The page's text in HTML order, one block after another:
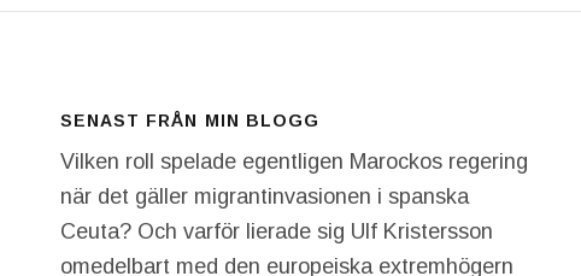
SENAST FRÅN MIN BLOGG
Vilken roll spelade egentligen Marockos regering
när det gäller migrantinvasionen i spanska
Ceuta? Och varför lierade sig Ulf Kristersson
omedelbart med den europeiska extremhögern